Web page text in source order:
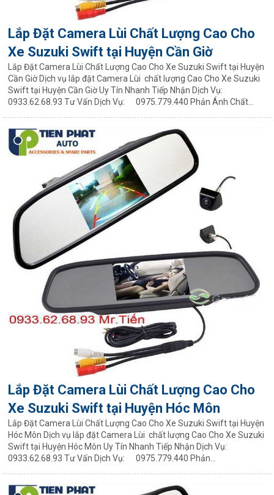
Lắp Đặt Camera Lùi Chất Lượng Cao Cho
Xe Suzuki Swift tại Huyện Cần Giờ
Lắp Đặt Camera Lùi Chất Lượng Cao Cho Xe Suzuki Swift tại Huyện
Cần Giờ Dịch vụ lắp đặt Camera Lùi chất lượng Cao Cho Xe Suzuki
Swift tại Huyện Cần Giờ Uy Tín Nhanh Tiếp Nhận Dịch Vụ:
0933.62.68.93 Tư Vấn Dịch Vụ: 0975.779.440 Phản Ánh Chất...
Lắp Đặt Camera Lùi Chất Lượng Cao Cho
Xe Suzuki Swift tại Huyện Hóc Môn
Lắp Đặt Camera Lùi Chất Lượng Cao Cho Xe Suzuki Swift tại Huyện
Hóc Môn Dịch vụ lắp đặt Camera Lùi chất lượng Cao Cho Xe Suzuki
Swift tại Huyện Hóc Môn Uy Tín Nhanh Tiếp Nhận Dịch Vụ:
0933.62.68.93 Tư Vấn Dịch Vụ: 0975.779.440 Phản...